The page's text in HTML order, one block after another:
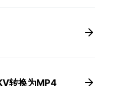
转换为MP4